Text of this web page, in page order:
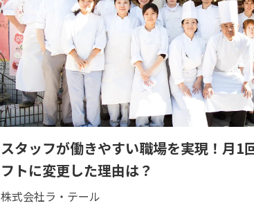
スタッフが働きやすい職場を実現！月1
フトに変更した理由は？
株式会社ラ・テール